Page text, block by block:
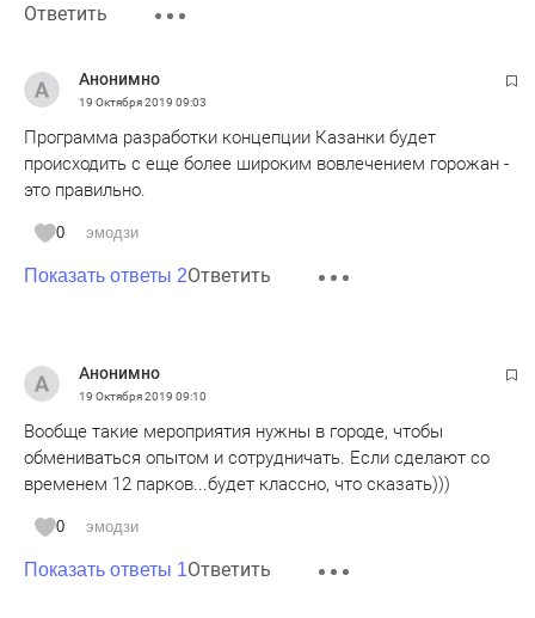
Ответить
Анонимно
19 Октября 2019 09:03
Программа разработки концепции Казанки будет
происходить с еще более широким вовлечением горожан -
это правильно.
0 эмодзи
Показать ответы 2Ответить
Анонимно
19 Октября 2019 09:10
Вообще такие мероприятия нужны в городе, чтобы
обмениваться опытом и сотрудничать. Если сделают со
временем 12 парков...будет классно, что сказать)))
0 эмодзи
Показать ответы 1Ответить